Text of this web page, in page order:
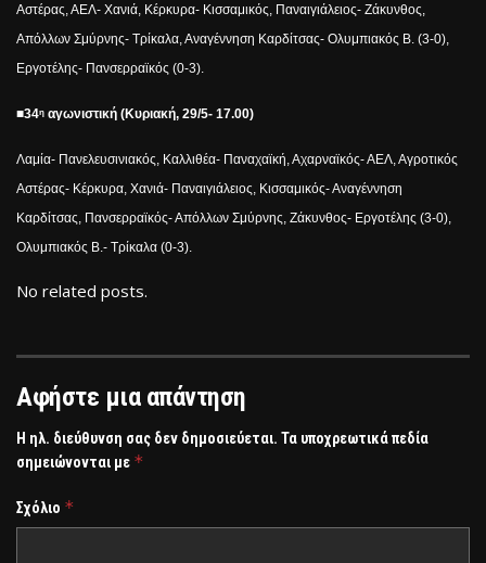
Αστέρας, ΑΕΛ- Χανιά, Κέρκυρα- Κισσαμικός, Παναιγιάλειος- Ζάκυνθος,
Απόλλων Σμύρνης- Τρίκαλα, Αναγέννηση Καρδίτσας- Ολυμπιακός Β. (3-0),
Εργοτέλης- Πανσερραϊκός (0-3).
■34η αγωνιστική (Κυριακή, 29/5- 17.00)
Λαμία- Πανελευσινιακός, Καλλιθέα- Παναχαϊκή, Αχαρναϊκός- ΑΕΛ, Αγροτικός
Αστέρας- Κέρκυρα, Χανιά- Παναιγιάλειος, Κισσαμικός- Αναγέννηση
Καρδίτσας, Πανσερραϊκός- Απόλλων Σμύρνης, Ζάκυνθος- Εργοτέλης (3-0),
Ολυμπιακός Β.- Τρίκαλα (0-3).
No related posts.
Αφήστε μια απάντηση
Η ηλ. διεύθυνση σας δεν δημοσιεύεται. Τα υποχρεωτικά πεδία
σημειώνονται με *
Σχόλιο *